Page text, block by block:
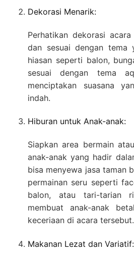
Dekorasi Menarik:
Perhatikan dekorasi
dan sesuai dengan tema
hiasan seperti balon,
sesuai dengan tema
menciptakan suasana
indah.
Hiburan untuk Anak-anak:
Siapkan area bermain
anak-anak yang hadir
bisa menyewa jasa taman
permainan seru seperti
balon, atau tari-tarian
membuat anak-anak
keceriaan di acara tersebut.
Makanan Lezat dan Variatif: